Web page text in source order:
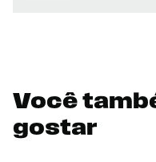
Você
gostar